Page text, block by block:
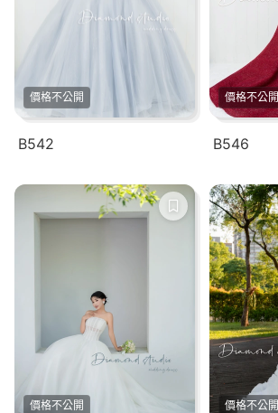
價格不公開
B542
價格不公開
B546
價格不公開 價格不公開